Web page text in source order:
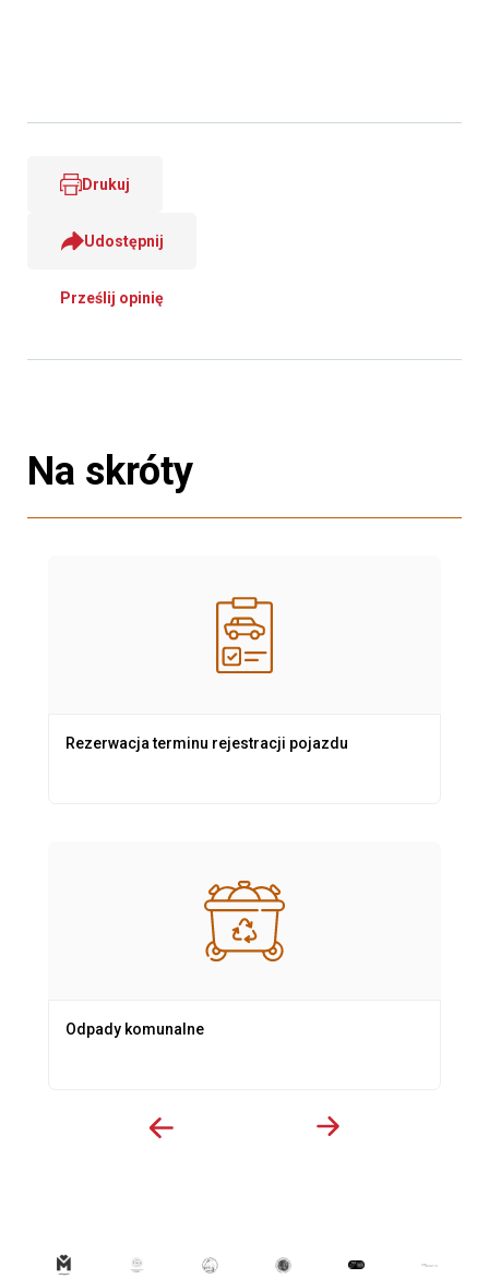
Drukuj
Udostępnij
Prześlij opinię
Na skróty
Rezerwacja terminu rejestracji pojazdu
Odpady komunalne